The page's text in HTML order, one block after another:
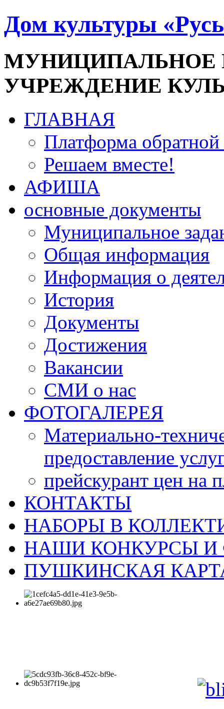
Дом культуры
УЧРЕЖДЕНИЕ
ГЛАВНАЯ
Платформа обратной
Решаем вместе!
АФИША
основные документы
Муниципальное
Общая информация
Информация о
История
Документы
Достижения
Вакансии
СМИ о нас
ФОТОГАЛЕРЕЯ
Материально-
предоставление
прейскурант цен на
КОНТАКТЫ
НАБОРЫ В
НАШИ КОНКУРСЫ И
ПУШКИНСКАЯ